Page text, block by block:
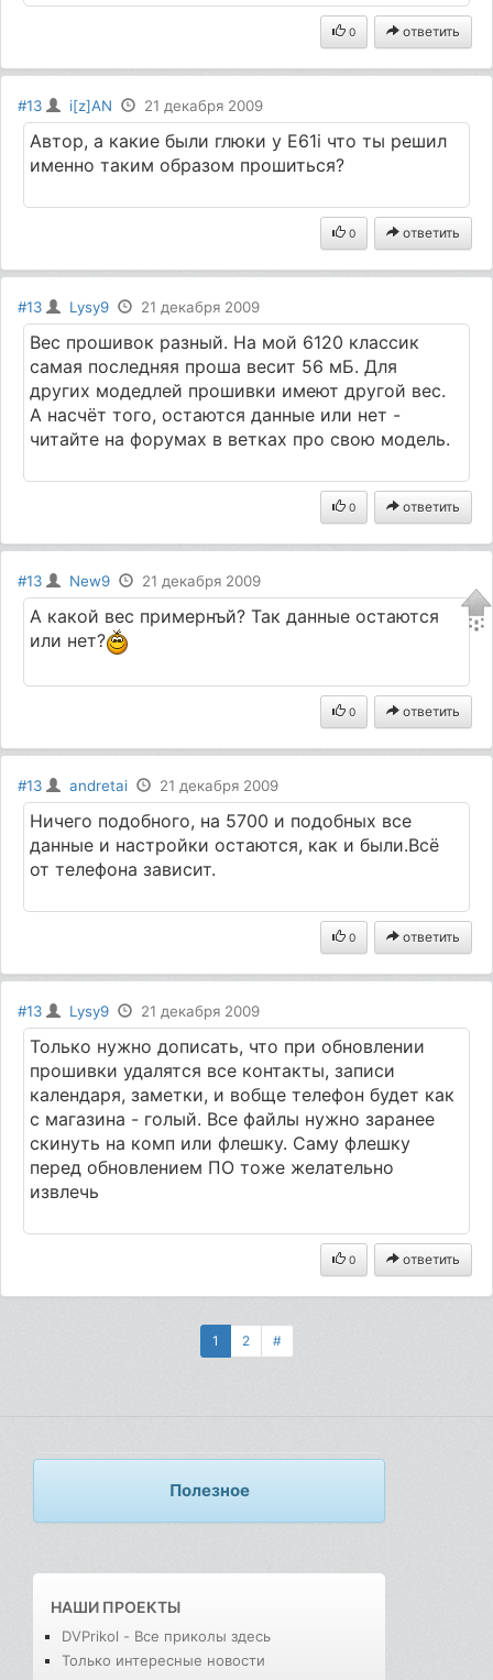
0 ответить
#13 i[z]AN 21 декабря 2009
Автор, а какие были глюки у Е61i что ты решил
именно таким образом прошиться?
0 ответить
#13 Lysy9 21 декабря 2009
Вес прошивок разный. На мой 6120 классик
самая последняя проша весит 56 мБ. Для
других модедлей прошивки имеют другой вес.
А насчёт того, остаются данные или нет -
читайте на форумах в ветках про свою модель.
0 ответить
#13 New9 21 декабря 2009
А какой вес примернъй? Так данные остаются
или нет?
0 ответить
#13 andretai 21 декабря 2009
Ничего подобного, на 5700 и подобных все
данные и настройки остаются, как и были.Всё
от телефона зависит.
0 ответить
#13 Lysy9 21 декабря 2009
Только нужно дописать, что при обновлении
прошивки удалятся все контакты, записи
календаря, заметки, и вобще телефон будет как
с магазина - голый. Все файлы нужно заранее
скинуть на комп или флешку. Саму флешку
перед обновлением ПО тоже желательно
извлечь
0 ответить
1 2 #
Полезное
НАШИ ПРОЕКТЫ
DVPrikol - Все приколы здесь
Только интересные новости